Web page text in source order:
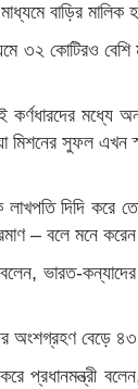
বাড়ির মালিক
৩২ কোটিরও বেশি
কর্ণধারদের
সুফল এখন
দিদি করে
– বলে মনে করেন
ভারত-
অংশগ্রহণ বেড়ে ৪৩
প্রধানমন্ত্রী